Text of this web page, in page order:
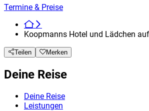
Termine & Preise
Koopmanns Hotel und Lädchen
Teilen Merken
Deine Reise
Deine Reise
Leistungen